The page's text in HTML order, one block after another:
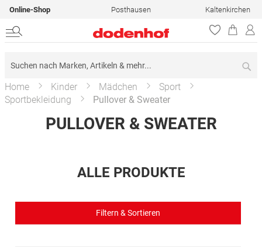
Online-Shop Posthausen Kaltenkirchen
Home Kinder Mädchen
Sport
Sportbekleidung
Pullover & Sweater
PULLOVER & SWEATER
ALLE PRODUKTE
Filtern & Sortieren